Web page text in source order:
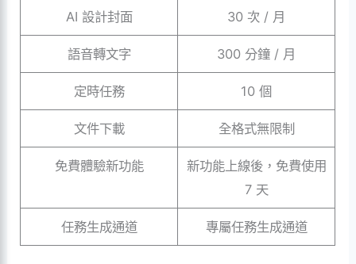
AI 設計封面 30 次 / 月
語音轉文字 300 分鐘 / 月
定時任務 10 個
文件下載 全格式無限制
免費體驗新功能
新功能上線後，免費使用
7 天
任務生成通道 專屬任務生成通道